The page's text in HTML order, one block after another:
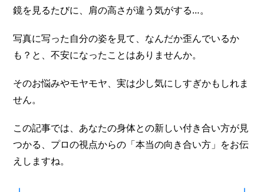
鏡を見るたびに、肩の高さが違う気がする…。
写真に写った自分の姿を見て、なんだか歪んでいるか
も？と、不安になったことはありませんか。
そのお悩みやモヤモヤ、実は少し気にしすぎかもしれま
せん。
この記事では、あなたの身体との新しい付き合い方が見
つかる、プロの視点からの「本当の向き合い方」をお伝
えしますね。